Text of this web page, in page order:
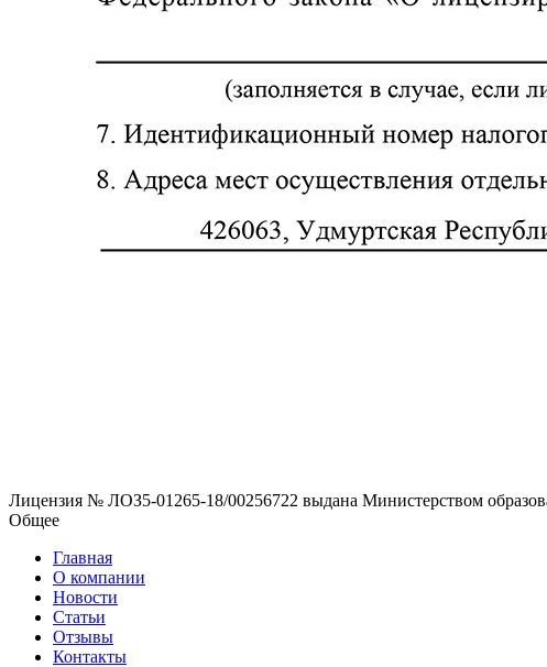
Лицензия № ЛОЗ5-01265-18/00256722 выдана Министерством
Общее
Главная
О компании
Новости
Статьи
Отзывы
Контакты